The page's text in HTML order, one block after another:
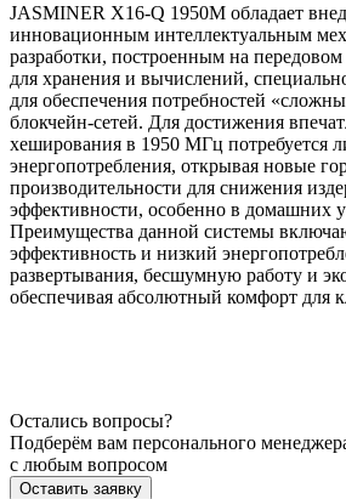
JASMINER X16-Q 1950M обладает
инновационным интеллектуальным
разработки, построенным на
для хранения и вычислений,
для обеспечения потребностей
блокчейн-сетей. Для достижения
хеширования в 1950 МГц потребуется
энергопотребления, открывая новые
производительности для снижения
эффективности, особенно в домашних
Преимущества данной системы
эффективность и низкий
развертывания, бесшумную работу и
обеспечивая абсолютный комфорт для
Остались вопросы?
Подберём вам персонального
с любым вопросом
Оставить заявку